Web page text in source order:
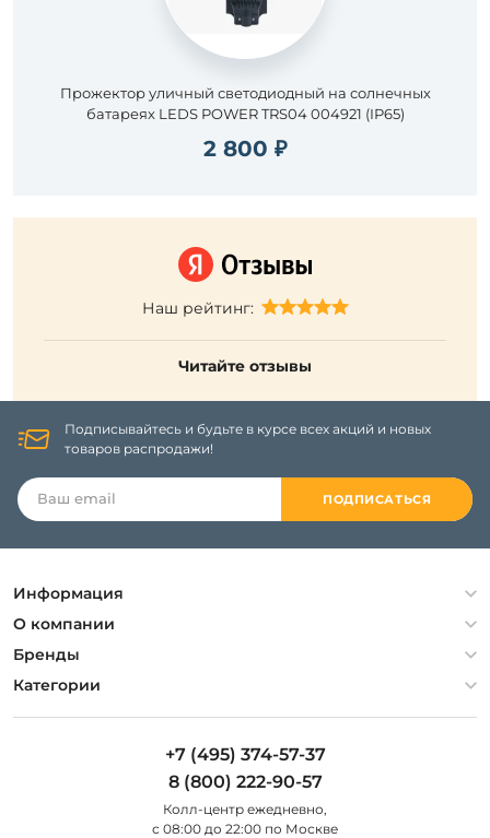
Прожектор уличный светодиодный на солнечных
батареях LEDS POWER TRS04 004921 (IP65)
2 800 ₽
Наш рейтинг:
Читайте отзывы
Подписывайтесь и будьте в курсе всех акций и новых
товаров распродажи!
ПОДПИСАТЬСЯ
Информация
Политика конфиденциальности
Гарантия
Оплата и доставка
О компании
О компании
Контакты
Бренды
Artelamp
Категории
Люстры
Уличные светильники
+7 (495) 374-57-37
8 (800) 222-90-57
Колл-центр eжедневно,
с 08:00 до 22:00 по Москве